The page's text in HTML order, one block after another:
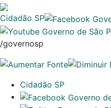
Cidadão SP
/governosp
Cidadão SP